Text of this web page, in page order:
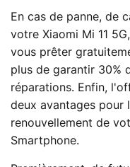
En cas de panne, de
votre Xiaomi Mi 11
vous prêter
plus de garantir 30%
réparations. Enfin,
deux avantages pour
renouvellement de
Smartphone.